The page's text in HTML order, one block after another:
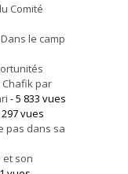
Comité
le camp
par
- 5 833 vues
297 vues
pas dans sa
son